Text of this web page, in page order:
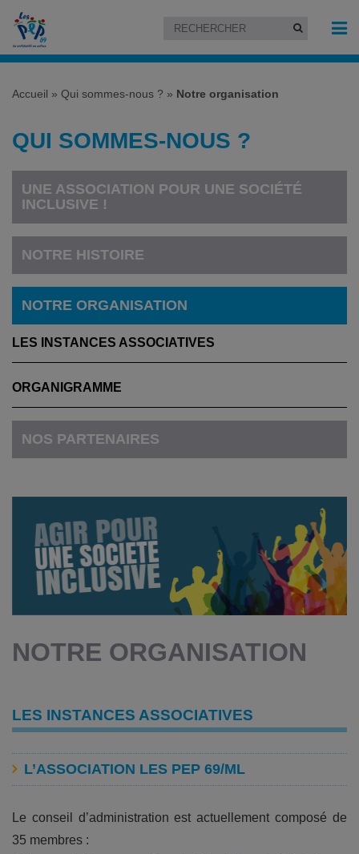
Accueil » Qui sommes-nous ? » Notre organisation
QUI SOMMES-NOUS ?
UNE ASSOCIATION POUR UNE SOCIÉTÉ
INCLUSIVE !
NOTRE HISTOIRE
NOTRE ORGANISATION
LES INSTANCES ASSOCIATIVES
ORGANIGRAMME
NOS PARTENAIRES
NOTRE ORGANISATION
LES INSTANCES ASSOCIATIVES
L’ASSOCIATION LES PEP 69/ML
Le conseil d’administration est actuellement composé de
35 membres :